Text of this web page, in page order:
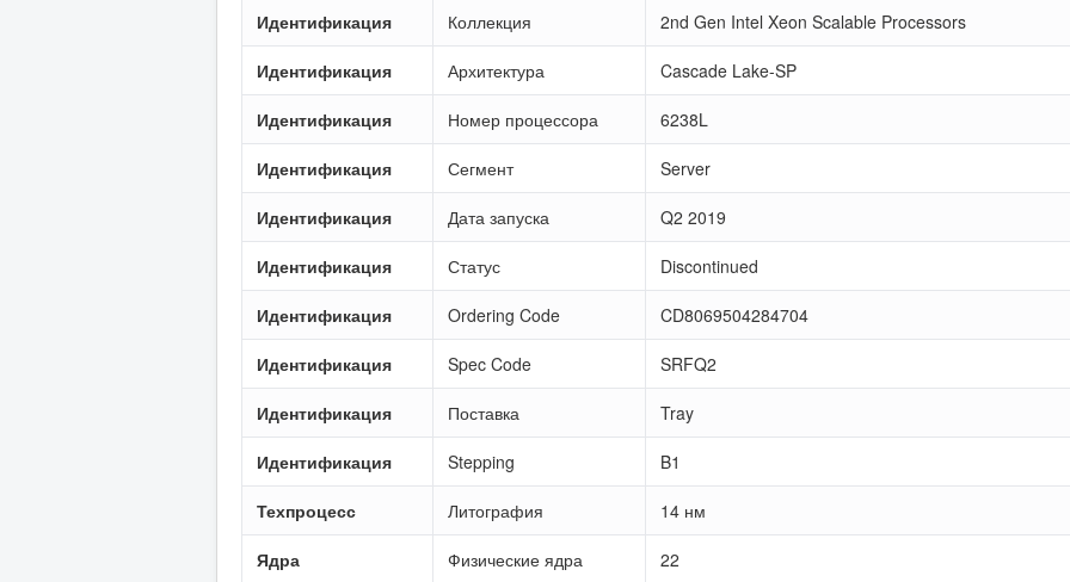
Идентификация Коллекция 2nd Gen Intel Xeon Scalable Processors
Идентификация Архитектура Cascade Lake-SP
Идентификация Номер процессора 6238L
Идентификация Сегмент Server
Идентификация Дата запуска Q2 2019
Идентификация Статус Discontinued
Идентификация Ordering Code CD8069504284704
Идентификация Spec Code SRFQ2
Идентификация Поставка Tray
Идентификация Stepping B1
Техпроцесс Литография 14 нм
Ядра Физические ядра 22